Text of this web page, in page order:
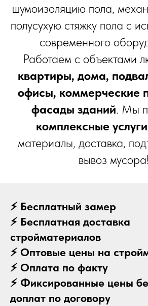
шумоизоляцию пола,
полусухую стяжку пола с
современного
Работаем с объектами
квартиры, дома,
офисы, коммерческие
фасады зданий. Мы
комплексные услуги
материалы, доставка,
вывоз мусора!
⚡ Бесплатный замер
⚡ Бесплатная доставка
стройматериалов
⚡ Оптовые цены на
⚡ Оплата по факту
⚡ Фиксированные цены
доплат по договору